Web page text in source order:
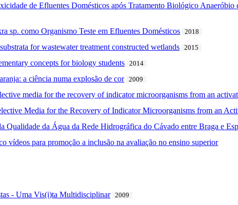
de Efluentes Domésticos após Tratamento Biológico
sp. como Organismo Teste em Efluentes Domésticos 2018
for wastewater treatment constructed wetlands 2015
concepts for biology students 2014
a ciência numa explosão de cor 2009
media for the recovery of indicator microorganisms from an
Media for the Recovery of Indicator Microorganisms from an
Qualidade da Água da Rede Hidrográfica do Cávado entre Braga e
vídeos para promoção a inclusão na avaliação no ensino superior
- Uma Vis(i)ta Multidisciplinar 2009